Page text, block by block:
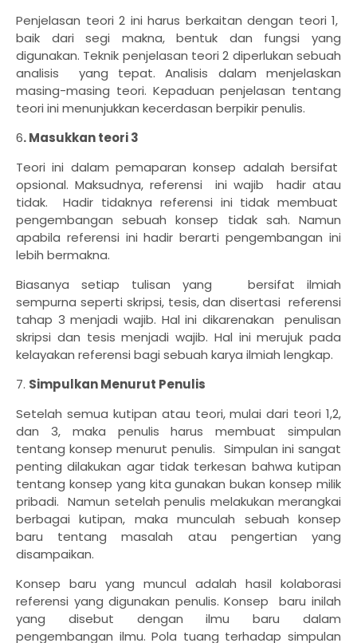
Penjelasan teori 2 ini harus berkaitan dengan teori 1,
baik dari segi makna, bentuk dan fungsi yang
digunakan. Teknik penjelasan teori 2 diperlukan sebuah
analisis yang tepat. Analisis dalam menjelaskan
masing-masing teori. Kepaduan penjelasan tentang
teori ini menunjukkan kecerdasan berpikir penulis.
6. Masukkan teori 3
Teori ini dalam pemaparan konsep adalah bersifat
opsional. Maksudnya, referensi ini wajib hadir atau
tidak. Hadir tidaknya referensi ini tidak membuat
pengembangan sebuah konsep tidak sah. Namun
apabila referensi ini hadir berarti pengembangan ini
lebih bermakna.
Biasanya setiap tulisan yang bersifat ilmiah
sempurna seperti skripsi, tesis, dan disertasi referensi
tahap 3 menjadi wajib. Hal ini dikarenakan penulisan
skripsi dan tesis menjadi wajib. Hal ini merujuk pada
kelayakan referensi bagi sebuah karya ilmiah lengkap.
7. Simpulkan Menurut Penulis
Setelah semua kutipan atau teori, mulai dari teori 1,2,
dan 3, maka penulis harus membuat simpulan
tentang konsep menurut penulis. Simpulan ini sangat
penting dilakukan agar tidak terkesan bahwa kutipan
tentang konsep yang kita gunakan bukan konsep milik
pribadi. Namun setelah penulis melakukan merangkai
berbagai kutipan, maka munculah sebuah konsep
baru tentang masalah atau pengertian yang
disampaikan.
Konsep baru yang muncul adalah hasil kolaborasi
referensi yang digunakan penulis. Konsep baru inilah
yang disebut dengan ilmu baru dalam
pengembangan ilmu. Pola tuang terhadap simpulan